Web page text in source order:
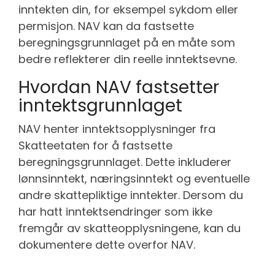
inntekten din, for eksempel sykdom eller
permisjon. NAV kan da fastsette
beregningsgrunnlaget på en måte som
bedre reflekterer din reelle inntektsevne.
Hvordan NAV fastsetter
inntektsgrunnlaget
NAV henter inntektsopplysninger fra
Skatteetaten for å fastsette
beregningsgrunnlaget. Dette inkluderer
lønnsinntekt, næringsinntekt og eventuelle
andre skattepliktige inntekter. Dersom du
har hatt inntektsendringer som ikke
fremgår av skatteopplysningene, kan du
dokumentere dette overfor NAV.